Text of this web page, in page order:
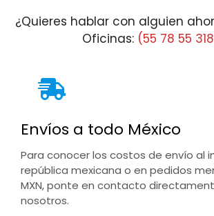
¿Quieres hablar con alguien
Oficinas: (55 78 55
Envíos a todo México
Para conocer los costos de envío al
república mexicana o en pedidos
MXN, ponte en contacto
nosotros.